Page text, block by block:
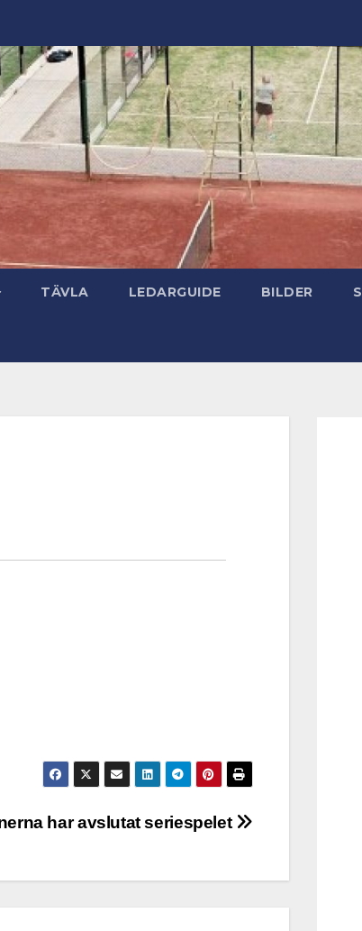
TÄVLA LEDARGUIDE BILDER
har avslutat seriespelet